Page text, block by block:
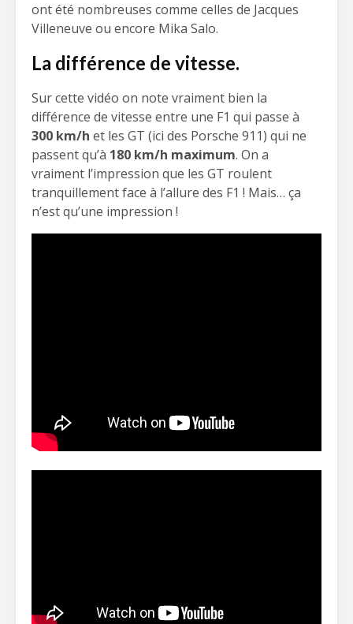
ont été nombreuses comme celles de Jacques
Villeneuve ou encore Mika Salo.
La différence de vitesse.
Sur cette vidéo on note vraiment bien la
différence de vitesse entre une F1 qui passe à
300 km/h et les GT (ici des Porsche 911) qui ne
passent qu’à 180 km/h maximum. On a
vraiment l’impression que les GT roulent
tranquillement face à l’allure des F1 ! Mais… ça
n’est qu’une impression !